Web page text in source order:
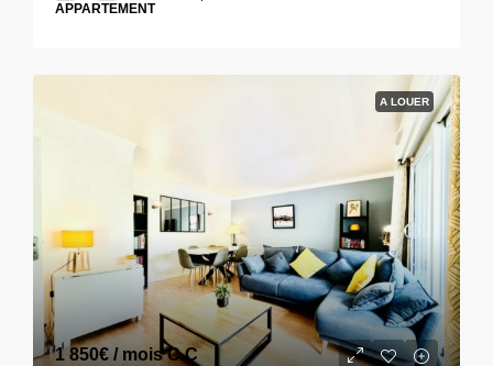
APPARTEMENT
A LOUER
1 850€ / mois C.C